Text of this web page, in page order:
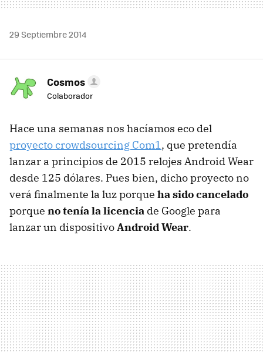
29 Septiembre 2014
Cosmos
Colaborador
Hace una semanas nos hacíamos eco del
proyecto crowdsourcing Com1, que pretendía
lanzar a principios de 2015 relojes Android Wear
desde 125 dólares. Pues bien, dicho proyecto no
verá finalmente la luz porque ha sido cancelado
porque no tenía la licencia de Google para
lanzar un dispositivoAndroid Wear.